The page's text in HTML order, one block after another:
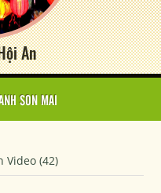
An
SON MAI
Video (42)